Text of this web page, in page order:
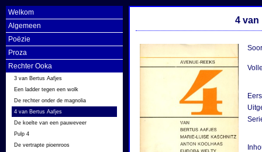
Welkom
Algemeen
Poëzie
Proza
Rechter Ooka
3 van Bertus Aafjes
Een ladder tegen een wolk
De rechter onder de magnolia
4 van Bertus Aafjes
De koelte van een pauweveer
Pulp 4
De vertrapte pioenroos
4 van